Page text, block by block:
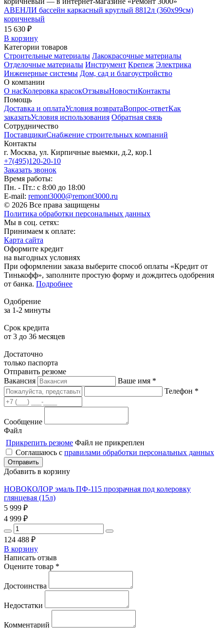
АВЕНЛИ бассейн каркасный круглый 8812л (360x99см)
коричневый
15 630 ₽
В корзину
Категории товаров
Строительные материалы Лакокрасочные материалы
Отделочные материалы Инструмент Крепеж Электрика
Инженерные системы Дом, сад и благоустройство
О компании
О насКолеровка красокОтзывыНовостиКонтакты
Помощь
Доставка и оплатаУсловия возвратаВопрос-ответКак
заказатьУсловия использования Обратная связь
Сотрудничество
ПоставщикиСнабжение строительных компаний
Контакты
г. Москва, ул. Кирпичные выемки, д.2, кор.1
+7(495)120-20-10
Заказать звонок
Время работы:
Пн. - Пт.: с 8:00 до 18:00
E-mail: remont3000@remont3000.ru
© 2026 Все права защищены
Политика обработки персональных данных
Мы в соц. сетях:
Принимаем к оплате:
Карта сайта
Оформите кредит
на выгодных условиях
При оформлении заказа выберите способ оплаты «Кредит от
Тинькофф», заполните простую форму и дождитесь одобрения
от банка. Подробнее
Одобрение
за 1-2 минуты
Срок кредита
от 3 до 36 месяцев
Достаточно
только паспорта
Отправить резюме
Вакансия
Ваше имя *
Телефон *
Сообщение
Файл
Прикрепить резюме Файл не прикреплен
Соглашаюсь с правилами обработки персональных данных
Добавить в корзину
НОВОКОЛОР эмаль ПФ-115 прозрачная под колеровку
глянцевая (15л)
5 999 ₽
4 999 ₽
124 488 ₽
В корзину
Написать отзыв
Оцените товар *
Достоинства
Недостатки
Комментарий